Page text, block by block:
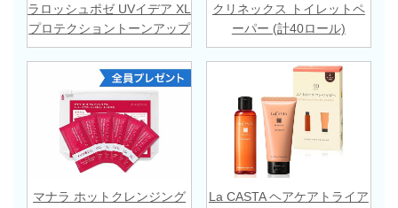
ラロッシュポゼ UVイデア XL
プロテクショントーンアップ
クリネックス トイレットペ
ーパー (計40ロール)
マナラ ホットクレンジング
La CASTA ヘアケアトライア